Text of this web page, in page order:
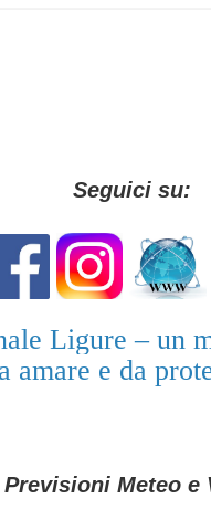
Seguici su:
Ligure – un
amare e da
Previsioni Meteo e